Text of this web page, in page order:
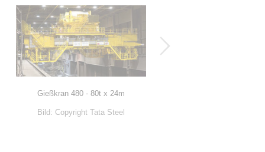
Gießkran 480 - 80t x 24m
Bild: Copyright Tata Steel